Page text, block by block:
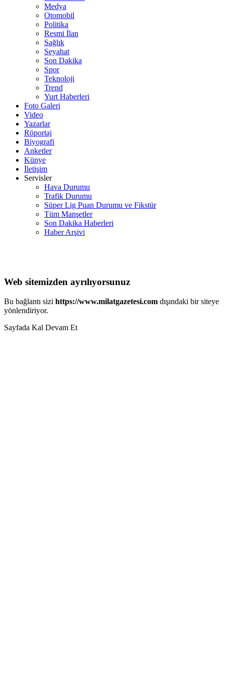
Medya
Otomobil
Politika
Resmi İlan
Sağlık
Seyahat
Son Dakika
Spor
Teknoloji
Trend
Yurt Haberleri
Foto Galeri
Video
Yazarlar
Röportaj
Biyografi
Anketler
Künye
İletişim
Servisler
Hava Durumu
Trafik Durumu
Süper Lig Puan Durumu ve Fikstür
Tüm Manşetler
Son Dakika Haberleri
Haber Arşivi
Web sitemizden ayrılıyorsunuz
Bu bağlantı sizi https://www.milatgazetesi.com dışındaki bir siteye
yönlendiriyor.
Sayfada Kal Devam Et